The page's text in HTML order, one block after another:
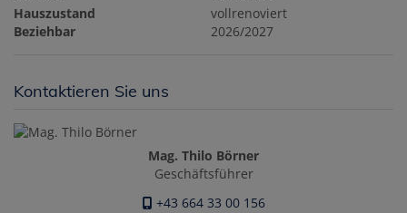
Hauszustand
vollrenoviert
Beziehbar
2026/2027
Kontaktieren Sie uns
Mag. Thilo Börner
Geschäftsführer
+43 664 33 00 156